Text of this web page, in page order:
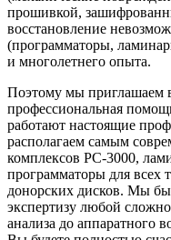
прошивкой,
восстановление
(программаторы,
и многолетнего опыта.
Поэтому мы приглашаем
профессиональная
работают настоящие
располагаем самым
комплексов PC-3000,
программаторы для всех
донорских дисков. Мы
экспертизу любой
анализа до аппаратного